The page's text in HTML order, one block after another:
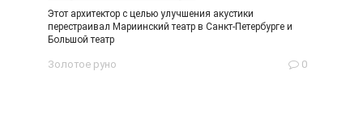
Этот архитектор с целью улучшения акустики
перестраивал Мариинский театр в Санкт-Петербурге и
Большой театр
Золотое руно 0